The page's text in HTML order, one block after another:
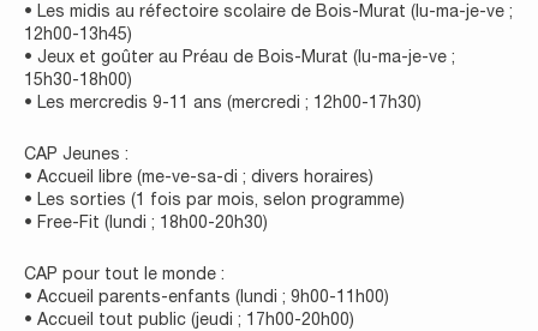
• Les midis au réfectoire scolaire de Bois-Murat (lu-ma-je-ve ;
12h00-13h45)
• Jeux et goûter au Préau de Bois-Murat (lu-ma-je-ve ;
15h30-18h00)
• Les mercredis 9-11 ans (mercredi ; 12h00-17h30)
CAP Jeunes :
• Accueil libre (me-ve-sa-di ; divers horaires)
• Les sorties (1 fois par mois, selon programme)
• Free-Fit (lundi ; 18h00-20h30)
CAP pour tout le monde :
• Accueil parents-enfants (lundi ; 9h00-11h00)
• Accueil tout public (jeudi ; 17h00-20h00)